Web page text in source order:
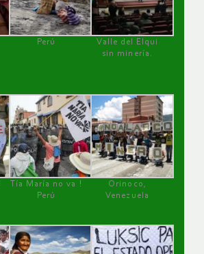
Perú
Valle del Elqui
sin minería.
Tía María no va !
Perú
Orinoco,
Venezuela